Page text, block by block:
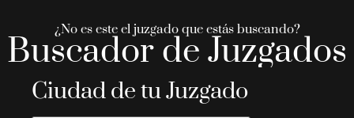
¿No es este el juzgado que estás buscando?
Buscador de Juzgados
Ciudad de tu Juzgado